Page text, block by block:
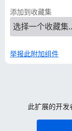
添加到收藏集
举报此附加组件
此扩展的开发